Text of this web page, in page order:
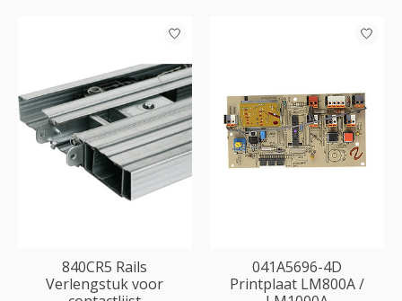
840CR5 Rails
Verlengstuk voor
041A5696-4D
Printplaat LM800A /